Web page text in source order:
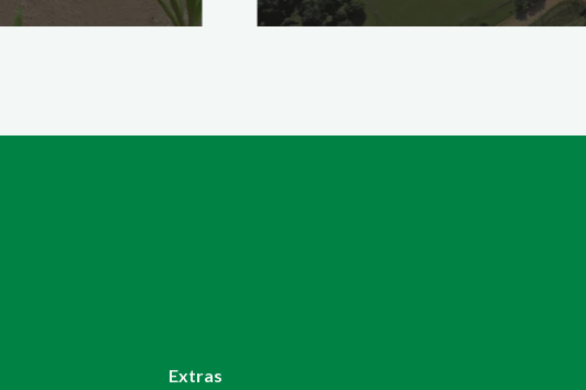
Extras